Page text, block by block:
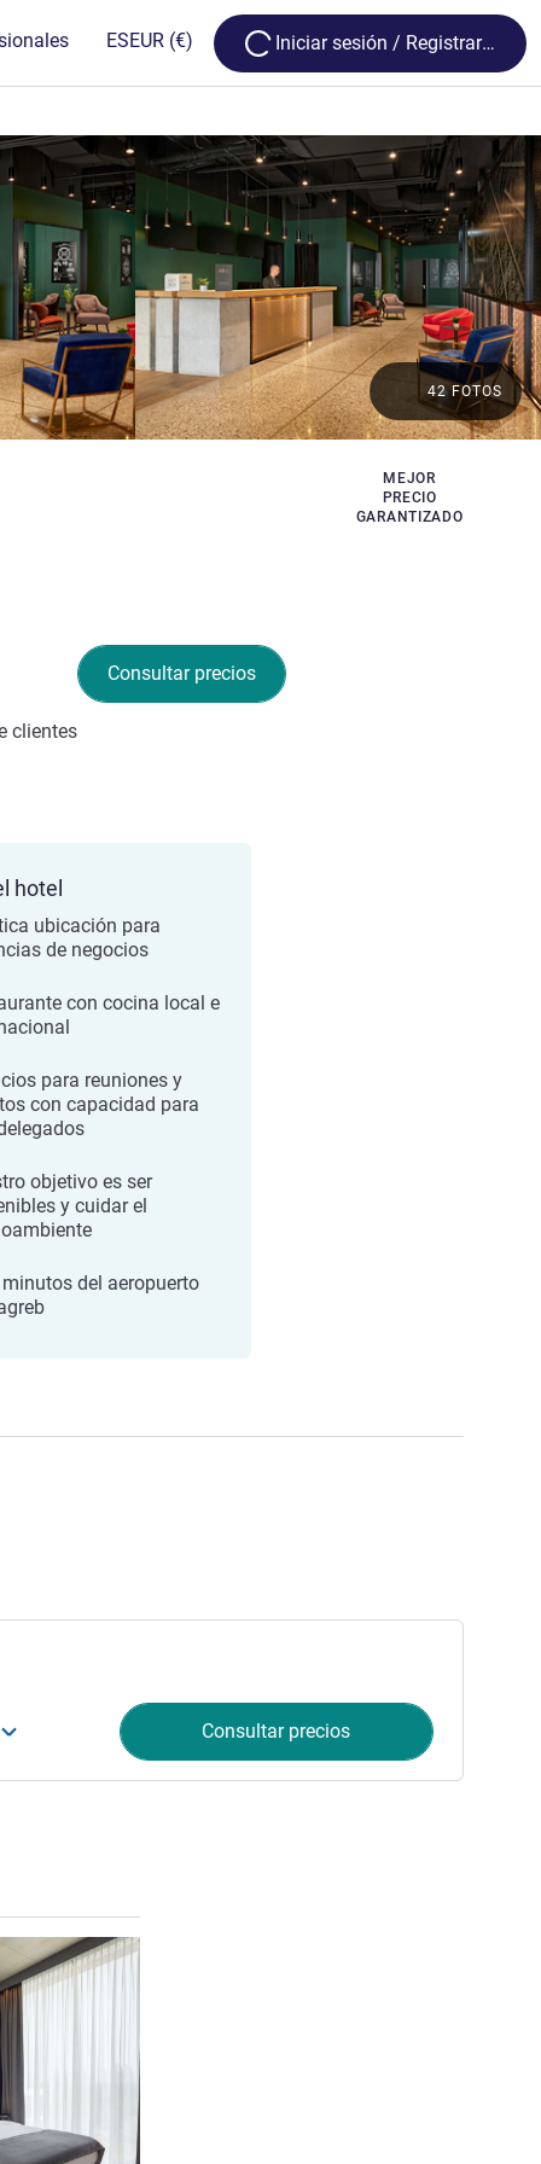
ESEUR (€) Loading...
Iniciar sesión / Registrarse
MEJOR
PRECIO
GARANTIZADO
42 FOTOS
Consultar precios
clientes
hotel
ubicación para
de negocios
con cocina local e
para reuniones y
con capacidad para
objetivo es ser
y cuidar el
del aeropuerto
Consultar precios